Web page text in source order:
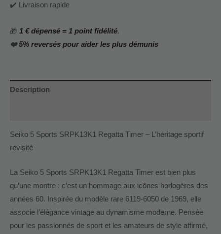
✔️ Livraison rapide
🎁 1 € dépensé = 1 point fidélité.
❤️5% reversés pour aider les plus démunis
Description
Seiko 5 Sports SRPK13K1 Regatta Timer – L’héritage sportif
revisité
La Seiko 5 Sports SRPK13K1 Regatta Timer est bien plus
qu’une montre : c’est un hommage aux icônes horlogères des
années 60. Inspirée du modèle rare 6119-6050 de 1969, elle
associe l’élégance vintage au dynamisme moderne. Pensée
pour les passionnés de sport et les amateurs de style affirmé,